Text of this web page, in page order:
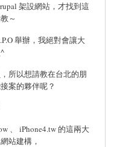
架設網站，才找到這
～
舉辦，我絕對會讓大
所以想請教在台北的朋
案的夥伴呢？
、 iPhone4.tw 的這兩大
站建構，